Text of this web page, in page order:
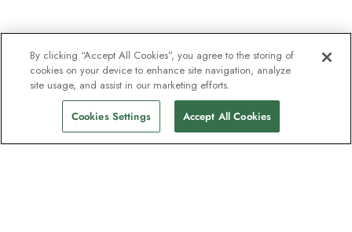
By clicking “Accept All Cookies”, you agree to the storing of
cookies on your device to enhance site navigation, analyze
site usage, and assist in our marketing efforts.
Cookies Settings Accept All Cookies